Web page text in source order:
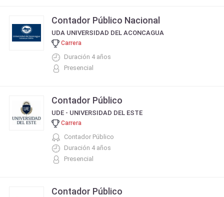
Contador Público Nacional
UDA UNIVERSIDAD DEL ACONCAGUA
Carrera
Duración 4 años
Presencial
Contador Público
UDE - UNIVERSIDAD DEL ESTE
Carrera
Contador Público
Duración 4 años
Presencial
Contador Público